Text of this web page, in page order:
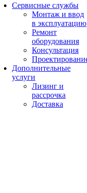
Сервисные службы
Монтаж и ввод
в эксплуатацию
Ремонт
оборудования
Консультация
Дополнительные
услуги
Лизинг и
рассрочка
Доставка